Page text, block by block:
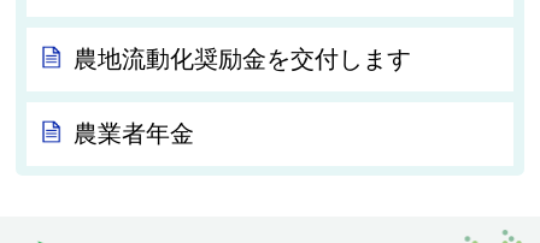
農地流動化奨励金を交付します
農業者年金